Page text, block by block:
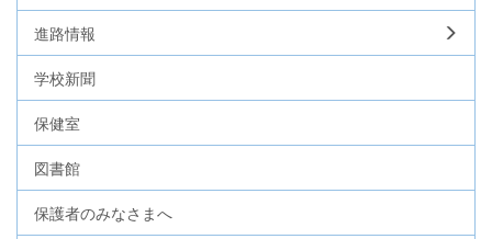
進路情報
学校新聞
保健室
図書館
保護者のみなさまへ